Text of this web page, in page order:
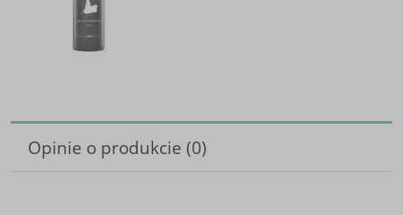
Opinie o produkcie (0)